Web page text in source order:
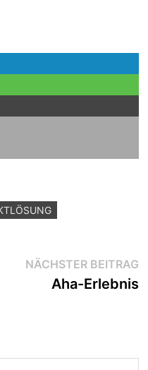
NÄCHSTER BEITRAG
Aha-Erlebnis